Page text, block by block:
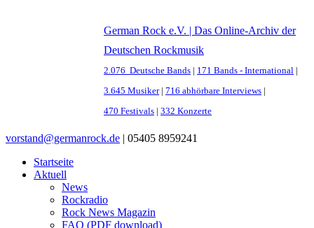
German Rock e.V. | Das Online-Archiv der
Deutschen Rockmusik
2.076 Deutsche Bands 171 Bands - International
3.645 Musiker| 716 abhörbare Interviews
470 Festivals 332 Konzerte
vorstand@germanrock.de | 05405 8959241
Startseite
Aktuell
News
Rockradio
Rock News Magazin
FAQ (PDF download)